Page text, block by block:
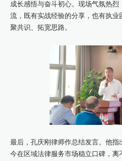
成长感悟与奋斗初心。现场气氛热
流，既有实战经验的分享，也有执业
聚共识、拓宽思路。
最后，孔庆刚律师作总结发言。他指
今在区域法律服务市场稳立口碑，